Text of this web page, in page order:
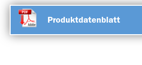
Produktdatenblatt